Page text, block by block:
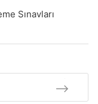
Sınavları